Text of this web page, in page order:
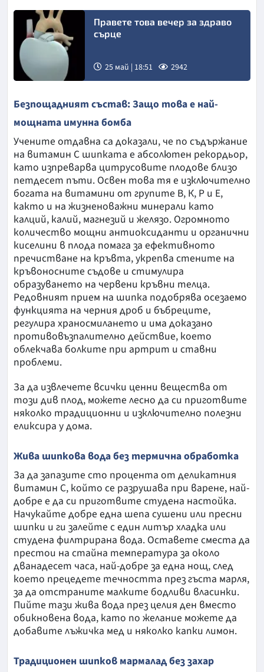
БГНЕС
Правете това вечер за здраво
сърце
25 май | 18:51 2942
Безпощадният състав: Защо това е най-
мощната имунна бомба
Учените отдавна са доказали, че по съдържание
на витамин С шипката е абсолютен рекордьор,
като изпреварва цитрусовите плодове близо
петдесет пъти. Освен това тя е изключително
богата на витамини от групите В, К, Р и Е,
както и на жизненоважни минерали като
калций, калий, магнезий и желязо. Огромното
количество мощни антиоксиданти и органични
киселини в плода помага за ефективното
пречистване на кръвта, укрепва стените на
кръвоносните съдове и стимулира
образуването на червени кръвни телца.
Редовният прием на шипка подобрява осезаемо
функцията на черния дроб и бъбреците,
регулира храносмилането и има доказано
противовъзпалително действие, което
облекчава болките при артрит и ставни
проблеми.
За да извлечете всички ценни вещества от
този див плод, можете лесно да си приготвите
няколко традиционни и изключително полезни
еликсира у дома.
Жива шипкова вода без термична обработка
За да запазите сто процента от деликатния
витамин С, който се разрушава при варене, най-
добре е да си приготвите студена настойка.
Начукайте добре една шепа сушени или пресни
шипки и ги залейте с един литър хладка или
студена филтрирана вода. Оставете сместа да
престои на стайна температура за около
дванадесет часа, най-добре за една нощ, след
което прецедете течността през гъста марля,
за да отстраните малките бодливи власинки.
Пийте тази жива вода през целия ден вместо
обикновена вода, като по желание можете да
добавите лъжичка мед и няколко капки лимон.
Традиционен шипков мармалад без захар